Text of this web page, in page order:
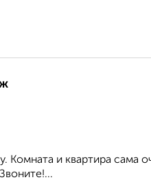
и квартира сама